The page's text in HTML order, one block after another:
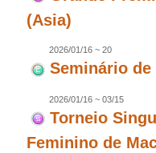
(Asia)
2026/01/16 ~ 20
Seminário de
2026/01/16 ~ 03/15
Torneio
Feminino de